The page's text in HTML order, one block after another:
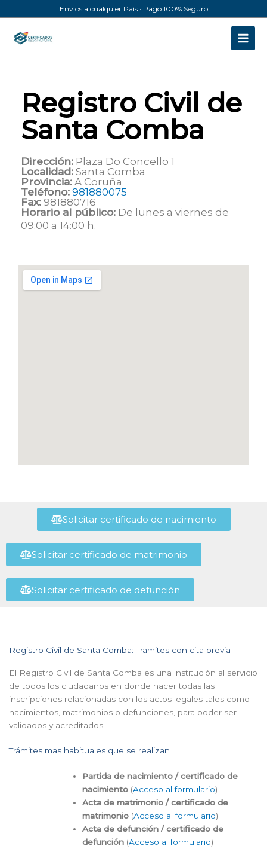
al
contenido
Envíos a cualquier País · Pago 100% Seguro
Registro Civil de
Santa Comba
Dirección: Plaza Do Concello 1
Localidad: Santa Comba
Provincia: A Coruña
Teléfono: 981880075
Fax: 981880716
Horario al público: De lunes a viernes de
09:00 a 14:00 h.
Solicitar certificado de nacimiento
Solicitar certificado de matrimonio
Solicitar certificado de defunción
Registro Civil de Santa Comba: Tramites con cita previa
El Registro Civil de Santa Comba es una institución al servicio
de todos los ciudadanos en donde hacer todas las
inscripciones relacionadas con los actos legales tales como
nacimientos, matrimonios o defunciones, para poder ser
validados y acreditados.
Trámites mas habituales que se realizan
Partida de nacimiento / certificado de
nacimiento (Acceso al formulario)
Acta de matrimonio / certificado de
matrimonio (Acceso al formulario)
Acta de defunción / certificado de
defunción (Acceso al formulario)